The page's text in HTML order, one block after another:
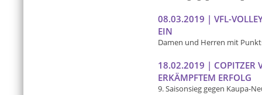
08.03.2019 | VFL-
EIN
Damen und Herren mit
18.02.2019 | COPITZER
ERKÄMPFTEM ERFOLG
9. Saisonsieg gegen Kaupa-